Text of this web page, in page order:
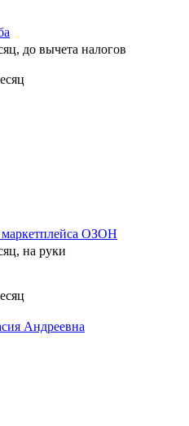
до вычета налогов
ОЗОН
на руки
Андреевна